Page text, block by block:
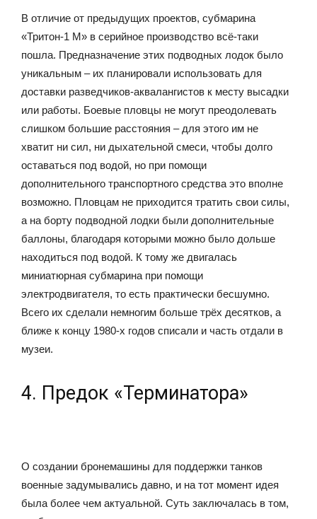
В отличие от предыдущих проектов, субмарина
«Тритон-1 М» в серийное производство всё-таки
пошла. Предназначение этих подводных лодок было
уникальным – их планировали использовать для
доставки разведчиков-аквалангистов к месту высадки
или работы. Боевые пловцы не могут преодолевать
слишком большие расстояния – для этого им не
хватит ни сил, ни дыхательной смеси, чтобы долго
оставаться под водой, но при помощи
дополнительного транспортного средства это вполне
возможно. Пловцам не приходится тратить свои силы,
а на борту подводной лодки были дополнительные
баллоны, благодаря которыми можно было дольше
находиться под водой. К тому же двигалась
миниатюрная субмарина при помощи
электродвигателя, то есть практически бесшумно.
Всего их сделали немногим больше трёх десятков, а
ближе к концу 1980-х годов списали и часть отдали в
музеи.
4. Предок «Терминатора»
О создании бронемашины для поддержки танков
военные задумывались давно, и на тот момент идея
была более чем актуальной. Суть заключалась в том,